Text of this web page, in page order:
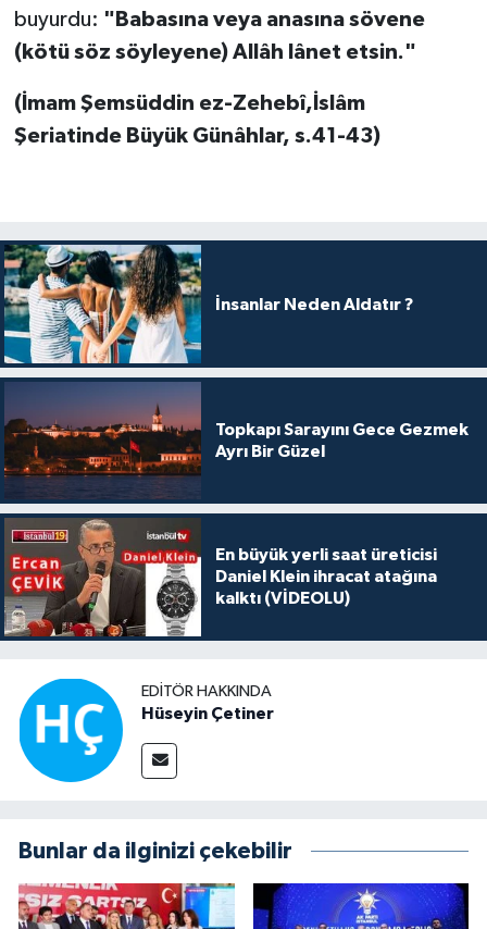
buyurdu: "Babasına veya anasına sövene
(kötü söz söyleyene) Allâh lânet etsin."
(İmam Şemsüddin ez-Zehebî,İslâm
Şeriatinde Büyük Günâhlar, s.41-43)
İnsanlar Neden Aldatır ?
Topkapı Sarayını Gece Gezmek
Ayrı Bir Güzel
En büyük yerli saat üreticisi
Daniel Klein ihracat atağına
kalktı (VİDEOLU)
EDITÖR HAKKINDA
Hüseyin Çetiner
Bunlar da ilginizi çekebilir